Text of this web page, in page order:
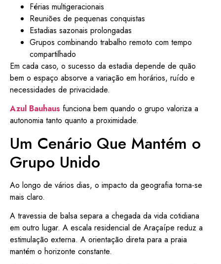
Férias multigeracionais
Reuniões de pequenas conquistas
Estadias sazonais prolongadas
Grupos combinando trabalho remoto com tempo
compartilhado
Em cada caso, o sucesso da estadia depende de quão
bem o espaço absorve a variação em horários, ruído e
necessidades de privacidade.
Azul Bauhaus funciona bem quando o grupo valoriza a
autonomia tanto quanto a proximidade.
Um Cenário Que Mantém o
Grupo Unido
Ao longo de vários dias, o impacto da geografia torna-se
mais claro.
A travessia de balsa separa a chegada da vida cotidiana
em outro lugar. A escala residencial de Araçaípe reduz a
estimulação externa. A orientação direta para a praia
mantém o horizonte constante.